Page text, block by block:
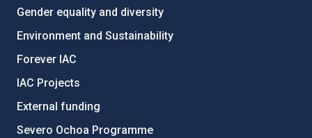
Gender equality and diversity
Environment and Sustainability
Forever IAC
IAC Projects
External funding
Severo Ochoa Programme